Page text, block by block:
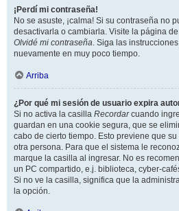
¡Perdí mi contraseña!
No se asuste, ¡calma! Si su contraseña no
desactivarla o cambiarla. Visite la página
Olvidé mi contraseña. Siga las
nuevamente en muy poco tiempo.
Arriba
¿Por qué mi sesión de usuario expira
Si no activa la casilla Recordarcuando
guardan en una cookie segura, que se
cabo de cierto tiempo. Esto previene que
otra persona. Para que el sistema le
marque la casilla al ingresar. No es
un PC compartido, e.j. biblioteca, cyber-
Si no ve la casilla, significa que la
la opción.